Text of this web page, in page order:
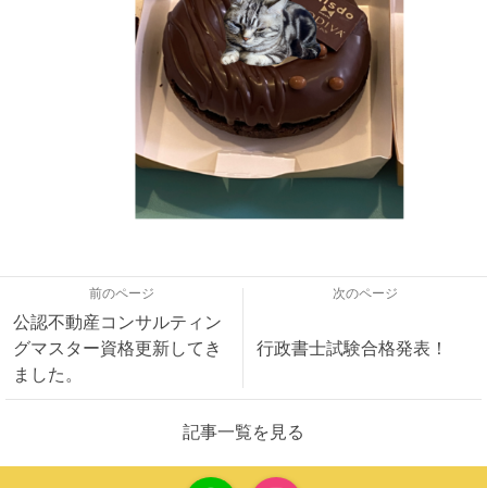
前のページ
公認不動産コンサルティン
グマスター資格更新してき
ました。
次のページ
行政書士試験合格発表！
記事一覧を見る